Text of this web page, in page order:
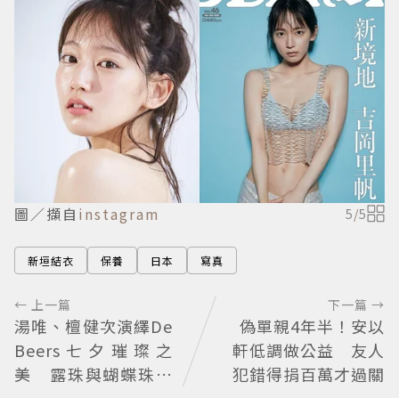
圖／擷自 instagram 5/5
新垣結衣 保養 日本 寫真
← 上一篇
湯唯、檀健次演繹De
Beers七夕璀璨之
美 露珠與蝴蝶珠寶
下一篇 →
偽單親4年半！安以
軒低調做公益 友人
犯錯得捐百萬才過關